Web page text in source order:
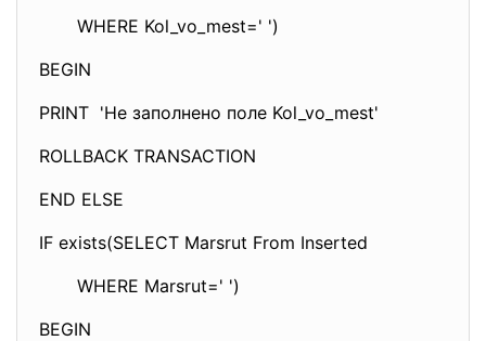
WHERE Kol_vo_mest=' ')
BEGIN
PRINT 'Не заполнено поле Kol_vo_mest'
ROLLBACK TRANSACTION
END ELSE
IF exists(SELECT Marsrut From Inserted
WHERE Marsrut=' ')
BEGIN